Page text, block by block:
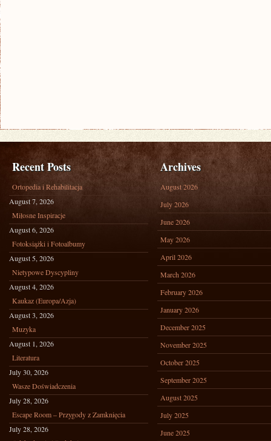
Recent Posts
Ortopedia i Rehabilitacja
August 7, 2026
Miłosne Inspiracje
August 6, 2026
Fotoksiążki i Fotoalbumy
August 5, 2026
Nietypowe Dyscypliny
August 4, 2026
Kaukaz (Europa/Azja)
August 3, 2026
Muzyka
August 1, 2026
Literatura
July 30, 2026
Wasze Doświadczenia
July 28, 2026
Escape Room – Przygody z Zamknięcia
July 28, 2026
Archives
August 2026
July 2026
June 2026
May 2026
April 2026
March 2026
February 2026
January 2026
December 2025
November 2025
October 2025
September 2025
August 2025
July 2025
June 2025